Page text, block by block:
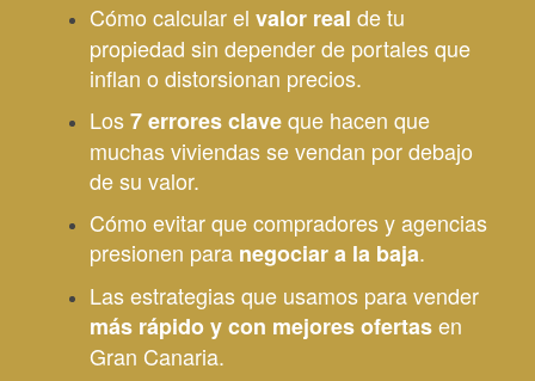
Cómo calcular el valor real de tu
propiedad sin depender de portales que
inflan o distorsionan precios.
Los7 errores claveque hacen que
muchas viviendas se vendan por debajo
de su valor.
Cómo evitar que compradores y agencias
presionen para negociar a la baja.
Las estrategias que usamos para vender
más rápido y con mejores ofertasen
Gran Canaria.